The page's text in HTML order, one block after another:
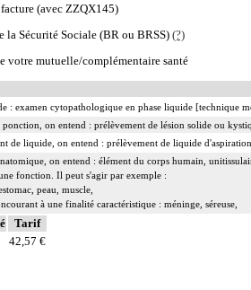
(avec ZZQX145)
la Sécurité Sociale (BR ou BRSS) (?)
votre mutuelle/complémentaire santé
: examen cytopathologique en phase liquide [technique
on entend : prélèvement de lésion solide ou
de liquide, on entend : prélèvement de liquide
on entend : élément du corps humain,
fonction. Il peut s'agir par exemple :
peau, muscle,
à une finalité caractéristique : méninge, séreuse,
: médiastin, région rétropéritonéale
non différenciés [non individualisés], on entend :
Tarif
42,57 €